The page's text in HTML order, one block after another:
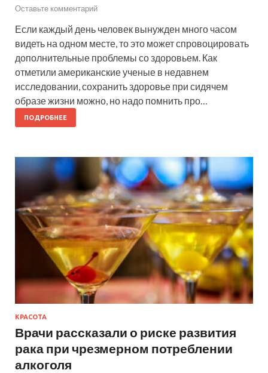
Оставьте комментарий
Если каждый день человек вынужден много часом
видеть на одном месте, то это может спровоцировать
дополнительные проблемы со здоровьем. Как
отметили американские ученые в недавнем
исследовании, сохранить здоровье при сидячем
образе жизни можно, но надо помнить про…
ПОДРОБНЕЕ
КРАСОТА
Врачи рассказали о риске развития
рака при чрезмерном потреблении
алкоголя